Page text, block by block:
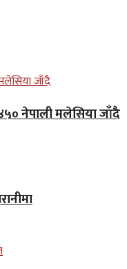
नेपाली मलेसिया जाँदै